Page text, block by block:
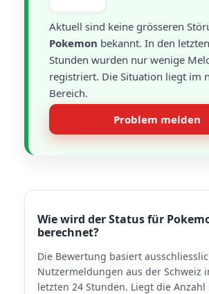
Aktuell sind keine grösseren
Pokemon bekannt. In den
Stunden wurden nur wenige
registriert. Die Situation liegt im
Bereich.
Problem melden
Wie wird der Status für
berechnet?
Die Bewertung basiert
Nutzermeldungen aus der Schweiz
letzten 24 Stunden. Liegt die Anzahl